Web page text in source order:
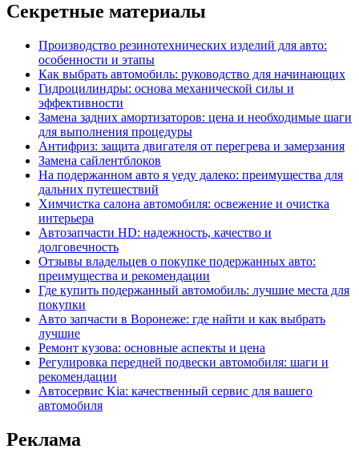
Секретные материалы
Производство резинотехнических изделий для авто:
особенности и этапы
Как выбрать автомобиль: руководство для начинающих
Гидроцилиндры: основа механической силы и
эффективности
Замена задних амортизаторов: цена и необходимые шаги
для выполнения процедуры
Антифриз: защита двигателя от перегрева и замерзания
Замена сайлентблоков
На подержанном авто я уеду далеко: преимущества для
дальних путешествий
Химчистка салона автомобиля: освежение и очистка
интерьера
Автозапчасти HD: надежность, качество и
долговечность
Отзывы владельцев о покупке подержанных авто:
преимущества и рекомендации
Где купить подержанный автомобиль: лучшие места для
покупки
Авто запчасти в Воронеже: где найти и как выбрать
лучшие
Ремонт кузова: основные аспекты и цена
Регулировка передней подвески автомобиля: шаги и
рекомендации
Автосервис Kia: качественный сервис для вашего
автомобиля
Реклама